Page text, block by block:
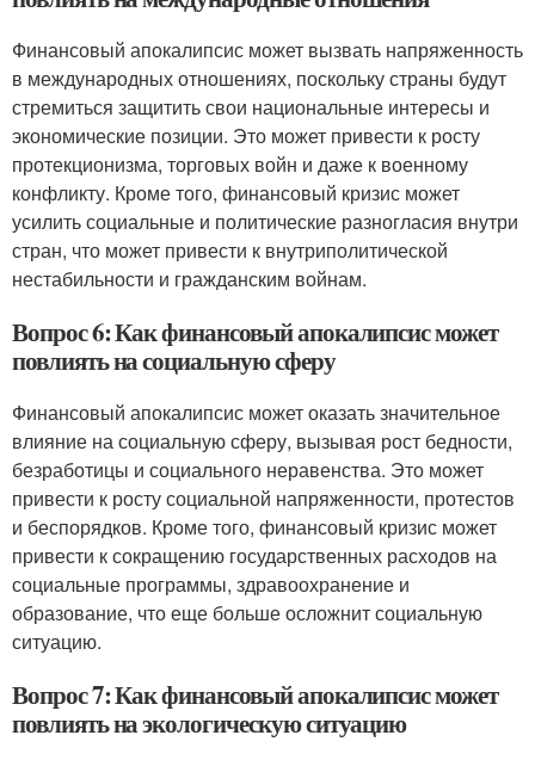
Финансовый апокалипсис может вызвать напряженность
в международных отношениях, поскольку страны будут
стремиться защитить свои национальные интересы и
экономические позиции. Это может привести к росту
протекционизма, торговых войн и даже к военному
конфликту. Кроме того, финансовый кризис может
усилить социальные и политические разногласия внутри
стран, что может привести к внутриполитической
нестабильности и гражданским войнам.
Вопрос 6: Как финансовый апокалипсис может
повлиять на социальную сферу
Финансовый апокалипсис может оказать значительное
влияние на социальную сферу, вызывая рост бедности,
безработицы и социального неравенства. Это может
привести к росту социальной напряженности, протестов
и беспорядков. Кроме того, финансовый кризис может
привести к сокращению государственных расходов на
социальные программы, здравоохранение и
образование, что еще больше осложнит социальную
ситуацию.
Вопрос 7: Как финансовый апокалипсис может
повлиять на экологическую ситуацию